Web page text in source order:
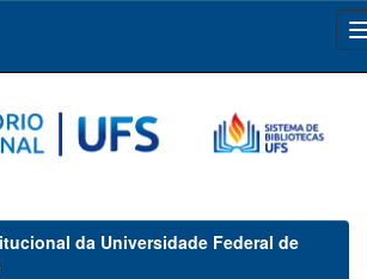
da Universidade Federal de